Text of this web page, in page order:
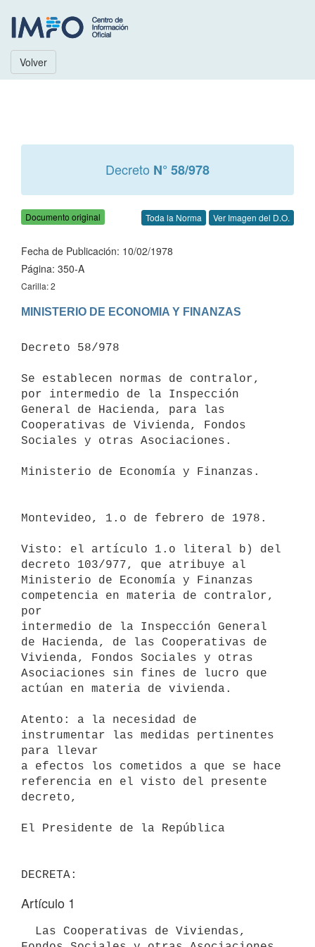
Volver
Decreto N° 58/978
Documento original Toda la Norma Ver Imagen del D.O.
Fecha de Publicación: 10/02/1978
Página: 350-A
Carilla: 2
Decreto 58/978
Se establecen normas de contralor,
por intermedio de la Inspección
General de Hacienda, para las
Cooperativas de Vivienda, Fondos
Sociales y otras Asociaciones.
Ministerio de Economía y Finanzas.
Montevideo, 1.o de febrero de 1978.
Visto: el artículo 1.o literal b) del
decreto 103/977, que atribuye al
Ministerio de Economía y Finanzas
competencia en materia de contralor,
por
intermedio de la Inspección General
de Hacienda, de las Cooperativas de
Vivienda, Fondos Sociales y otras
Asociaciones sin fines de lucro que
actúan en materia de vivienda.
Atento: a la necesidad de
instrumentar las medidas pertinentes
para llevar
a efectos los cometidos a que se hace
referencia en el visto del presente
decreto,
El Presidente de la República
Artículo 1